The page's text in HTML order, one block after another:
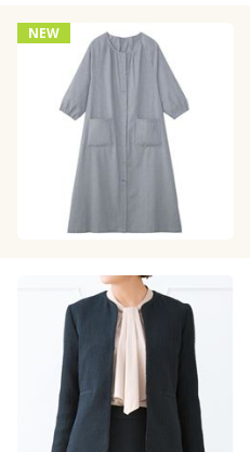
NEW